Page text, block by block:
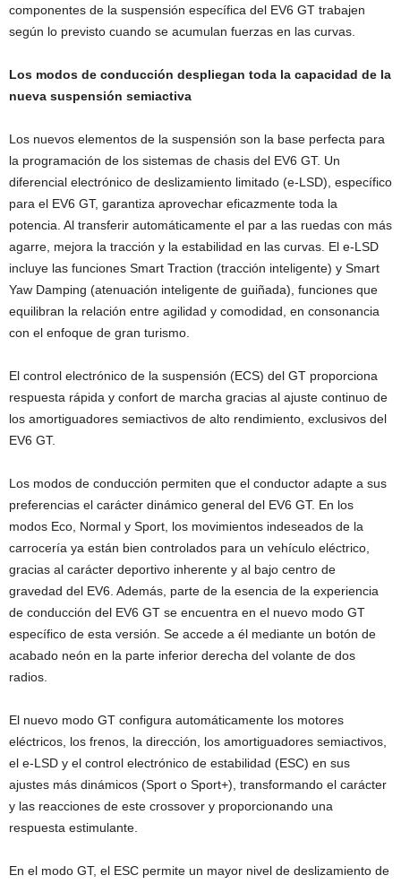
componentes de la suspensión específica del EV6 GT trabajen
según lo previsto cuando se acumulan fuerzas en las curvas.
Los modos de conducción despliegan toda la capacidad de la
nueva suspensión semiactiva
Los nuevos elementos de la suspensión son la base perfecta para
la programación de los sistemas de chasis del EV6 GT. Un
diferencial electrónico de deslizamiento limitado (e-LSD), específico
para el EV6 GT, garantiza aprovechar eficazmente toda la
potencia. Al transferir automáticamente el par a las ruedas con más
agarre, mejora la tracción y la estabilidad en las curvas. El e-LSD
incluye las funciones Smart Traction (tracción inteligente) y Smart
Yaw Damping (atenuación inteligente de guiñada), funciones que
equilibran la relación entre agilidad y comodidad, en consonancia
con el enfoque de gran turismo.
El control electrónico de la suspensión (ECS) del GT proporciona
respuesta rápida y confort de marcha gracias al ajuste continuo de
los amortiguadores semiactivos de alto rendimiento, exclusivos del
EV6 GT.
Los modos de conducción permiten que el conductor adapte a sus
preferencias el carácter dinámico general del EV6 GT. En los
modos Eco, Normal y Sport, los movimientos indeseados de la
carrocería ya están bien controlados para un vehículo eléctrico,
gracias al carácter deportivo inherente y al bajo centro de
gravedad del EV6. Además, parte de la esencia de la experiencia
de conducción del EV6 GT se encuentra en el nuevo modo GT
específico de esta versión. Se accede a él mediante un botón de
acabado neón en la parte inferior derecha del volante de dos
radios.
El nuevo modo GT configura automáticamente los motores
eléctricos, los frenos, la dirección, los amortiguadores semiactivos,
el e-LSD y el control electrónico de estabilidad (ESC) en sus
ajustes más dinámicos (Sport o Sport+), transformando el carácter
y las reacciones de este crossover y proporcionando una
respuesta estimulante.
En el modo GT, el ESC permite un mayor nivel de deslizamiento de